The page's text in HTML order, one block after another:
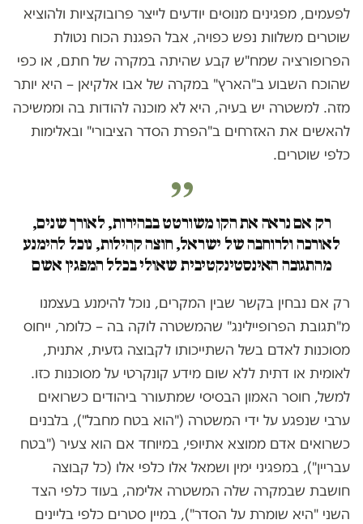
לפעמים, מפגינים מנוסים יודעים לייצר פרובוקציות ולהוציא
שוטרים משלוות נפש כפויה, אבל הפגנת הכוח נטולת
הפרופורציה שמח"ש קבע שהיתה במקרה של חתם, או כפי
שהוכח השבוע ב"הארץ" במקרה של אבו אלקיאן – היא יותר
מזה. למשטרה יש בעיה, היא לא מוכנה להודות בה וממשיכה
להאשים את האזרחים ב"הפרת הסדר הציבורי" ובאלימות
כלפי שוטרים.
רק אם נראה את הקו משורטט בבהירות, לאורך שנים,
לאורכה ולרוחבה של ישראל, חוצה קהילות, נוכל להימנע
מהתגובה האינסטינקטיבית שאולי בכלל המפגין אשם
רק אם נבחין בקשר שבין המקרים, נוכל להימנע בעצמנו
מ"תגובת הפרופיילינג" שהמשטרה לוקה בה – כלומר, ייחוס
מסוכנות לאדם בשל השתייכותו לקבוצה גזעית, אתנית,
לאומית או דתית ללא שום מידע קונקרטי על מסוכנות כזו.
למשל, חוסר האמון הבסיסי שמתעורר ביהודים כשרואים
ערבי שנפגע על ידי המשטרה ("הוא בטח מחבל"), בלבנים
כשרואים אדם ממוצא אתיופי, במיוחד אם הוא צעיר ("בטח
עבריין"), במפגיני ימין ושמאל אלו כלפי אלו (כל קבוצה
חושבת שבמקרה שלה המשטרה אלימה, בעוד כלפי הצד
השני "היא שומרת על הסדר"), במיין סטרים כלפי בליינים